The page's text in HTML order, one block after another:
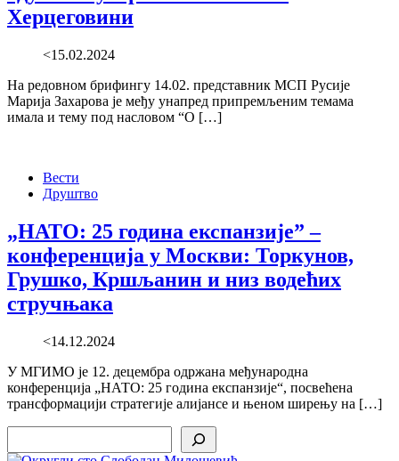
Херцеговини
<15.02.2024
На редовном брифингу 14.02. представник МСП Русије
Марија Захарова је међу унапред припремљеним темама
имала и тему под насловом “О […]
Вести
Друштво
„НАТО: 25 година експанзије” –
конференција у Москви: Торкунов,
Грушко, Кршљанин и низ водећих
стручњака
<14.12.2024
У МГИМО је 12. децембра одржана међународна
конференција „НАТО: 25 година експанзије“, посвећена
трансформацији стратегије алијансе и њеном ширењу на […]